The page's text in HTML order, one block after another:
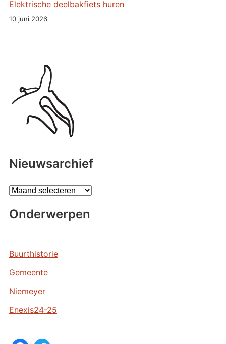
Elektrische deelbakfiets huren
10 juni 2026
Nieuwsarchief
A
c
e
e
n
Onderwerpen
Buurthistorie
Gemeente
Niemeyer
Enexis24-25